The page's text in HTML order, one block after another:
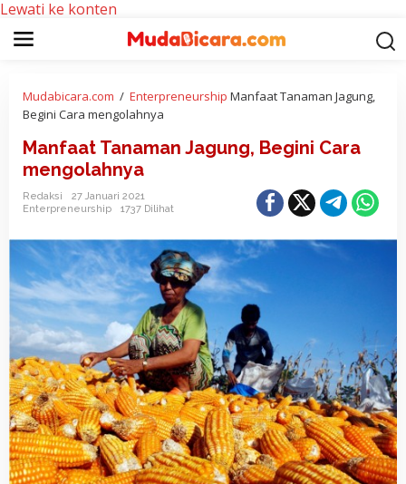
Lewati ke konten
Mudabicara.com / Enterpreneurship Manfaat Tanaman Jagung,
Begini Cara mengolahnya
Manfaat Tanaman Jagung, Begini Cara
mengolahnya
Redaksi
27 Januari 2021
Enterpreneurship
1737 Dilihat